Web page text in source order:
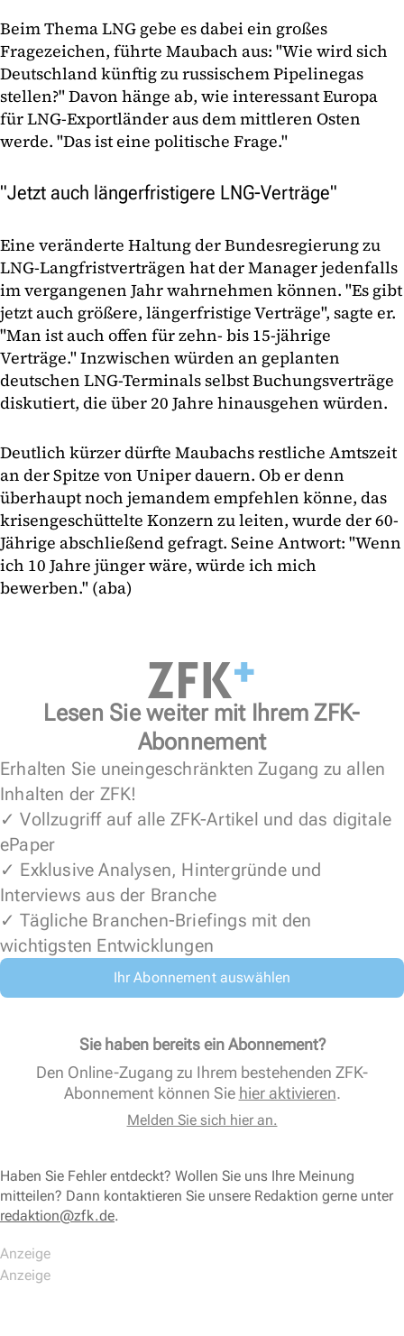
Beim Thema LNG gebe es dabei ein großes
Fragezeichen, führte Maubach aus: "Wie wird sich
Deutschland künftig zu russischem Pipelinegas
stellen?" Davon hänge ab, wie interessant Europa
für LNG-Exportländer aus dem mittleren Osten
werde. "Das ist eine politische Frage."
"Jetzt auch längerfristigere LNG-Verträge"
Eine veränderte Haltung der Bundesregierung zu
LNG-Langfristverträgen hat der Manager jedenfalls
im vergangenen Jahr wahrnehmen können. "Es gibt
jetzt auch größere, längerfristige Verträge", sagte er.
"Man ist auch offen für zehn- bis 15-jährige
Verträge." Inzwischen würden an geplanten
deutschen LNG-Terminals selbst Buchungsverträge
diskutiert, die über 20 Jahre hinausgehen würden.
Deutlich kürzer dürfte Maubachs restliche Amtszeit
an der Spitze von Uniper dauern. Ob er denn
überhaupt noch jemandem empfehlen könne, das
krisengeschüttelte Konzern zu leiten, wurde der 60-
Jährige abschließend gefragt. Seine Antwort: "Wenn
ich 10 Jahre jünger wäre, würde ich mich
bewerben." (aba)
Lesen Sie weiter mit Ihrem ZFK-
Abonnement
Erhalten Sie uneingeschränkten Zugang zu allen
Inhalten der ZFK!
✓ Vollzugriff auf alle ZFK-Artikel und das digitale
ePaper
✓ Exklusive Analysen, Hintergründe und
Interviews aus der Branche
✓ Tägliche Branchen-Briefings mit den
wichtigsten Entwicklungen
Ihr Abonnement auswählen
Sie haben bereits ein Abonnement?
Den Online-Zugang zu Ihrem bestehenden ZFK-
Abonnement können Sie hier aktivieren.
Melden Sie sich hier an.
Haben Sie Fehler entdeckt? Wollen Sie uns Ihre Meinung
mitteilen? Dann kontaktieren Sie unsere Redaktion gerne unter
redaktion@zfk.de.